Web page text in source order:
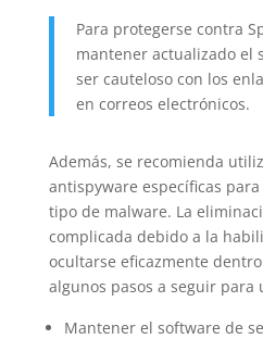
Para protegerse contra
mantener actualizado el
ser cauteloso con los
en correos electrónicos.
Además, se recomienda
antispyware específicas
tipo de malware. La
complicada debido a la
ocultarse eficazmente
algunos pasos a seguir para
Mantener el software de